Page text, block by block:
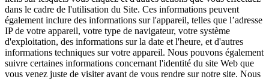
dans le cadre de l'utilisation du Site. Ces informations peuvent
également inclure des informations sur l'appareil, telles que l’adresse
IP de votre appareil, votre type de navigateur, votre système
d'exploitation, des informations sur la date et l'heure, et d'autres
informations techniques sur votre appareil. Nous pouvons également
suivre certaines informations concernant l'identité du site Web que
vous venez juste de visiter avant de vous rendre sur notre site. Nous